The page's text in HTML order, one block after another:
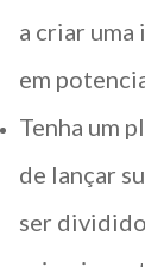
a criar
em
Tenha um
de lançar
ser dividido